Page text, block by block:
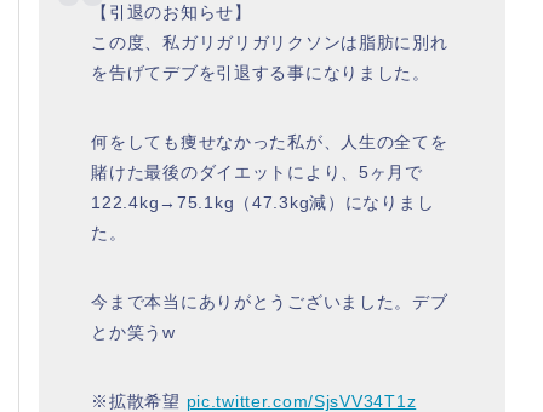
【引退のお知らせ】
この度、私ガリガリガリクソンは脂肪に別れ
を告げてデブを引退する事になりました。
何をしても痩せなかった私が、人生の全てを
賭けた最後のダイエットにより、5ヶ月で
122.4kg→75.1kg（47.3kg減）になりまし
た。
今まで本当にありがとうございました。デブ
とか笑うw
※拡散希望 pic.twitter.com/SjsVV34T1z